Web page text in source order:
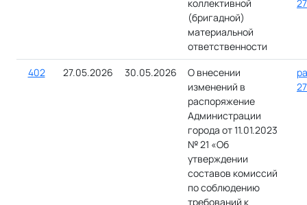
коллективной
(бригадной)
материальной
ответственности
402 27.05.2026 30.05.2026
О внесении
изменений в
распоряжение
Администрации
города от 11.01.2023
№ 21 «Об
утверждении
составов комиссий
по соблюдению
требований к